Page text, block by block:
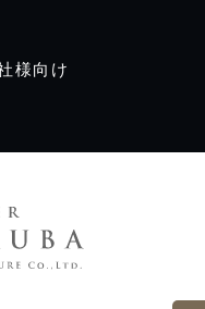
様向け